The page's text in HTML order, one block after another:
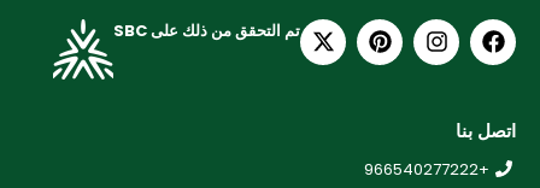
تم التحقق من ذلك على SBC
اتصل بنا
+966540277222